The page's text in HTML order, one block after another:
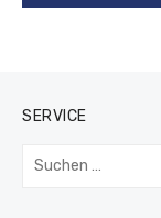
SERVICE
Suchen